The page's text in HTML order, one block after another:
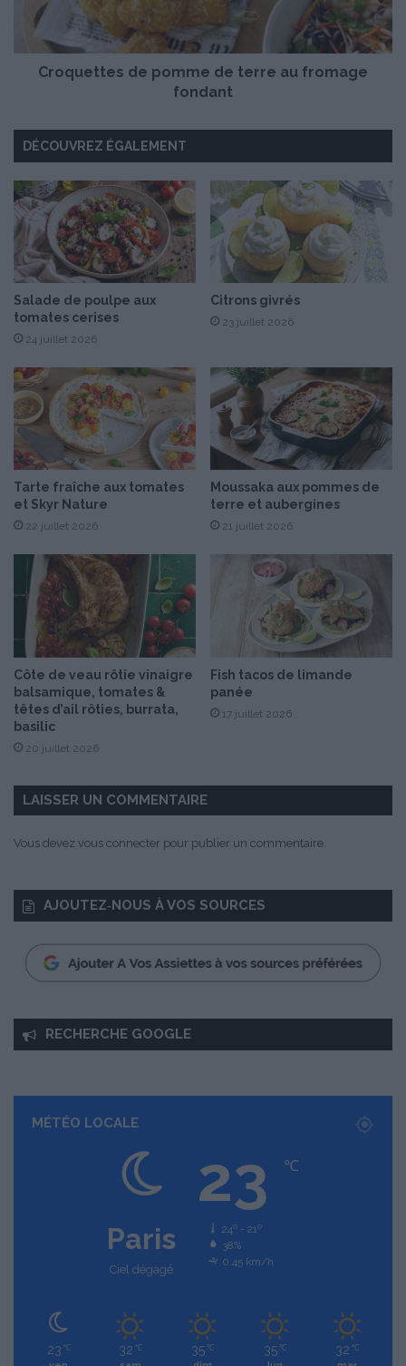
p
s
e
c
h
o
l
a
t
e
p
m
m
e
d
e
r
r
e
u
f
r
o
m
a
g
e
f
Croquettes de pomme de terre au fromage
fondant
DÉCOUVREZ ÉGALEMENT
Salade de poulpe aux
tomates cerises
24 juillet 2026
Citrons givrés
23 juillet 2026
Tarte fraîche aux tomates
et Skyr Nature
22 juillet 2026
Moussaka aux pommes de
terre et aubergines
21 juillet 2026
Côte de veau rôtie vinaigre
balsamique, tomates &
têtes d’ail rôties, burrata,
basilic
20 juillet 2026
Fish tacos de limande
panée
17 juillet 2026
LAISSER UN COMMENTAIRE
Vous devez vous connecter pour publier un commentaire.
AJOUTEZ‑NOUS À VOS SOURCES
RECHERCHE GOOGLE
MÉTÉO LOCALE
Paris
Ciel dégagé
23 ℃
24º - 21º
38%
0.45 km/h
23 ℃ 32 ℃ 35 ℃ 35 ℃ 32 ℃